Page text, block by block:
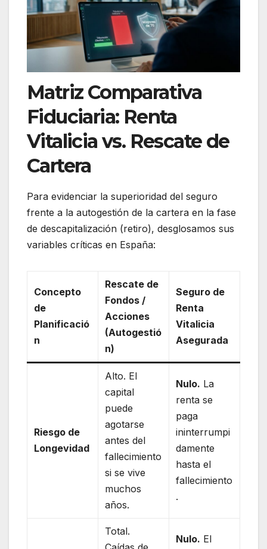
Matriz Comparativa
Fiduciaria: Renta
Vitalicia vs. Rescate de
Cartera
Para evidenciar la superioridad del seguro
frente a la autogestión de la cartera en la fase
de descapitalización (retiro), desglosamos sus
variables críticas en España:
Concepto
de
Planificació
n
Rescate de
Fondos /
Acciones
(Autogestió
n)
Seguro de
Renta
Vitalicia
Asegurada
Riesgo de
Longevidad
Alto. El
capital
puede
agotarse
antes del
fallecimiento
si se vive
muchos
años.
Nulo. La
renta se
paga
ininterrumpi
damente
hasta el
fallecimiento
.
Total.
Nulo. El